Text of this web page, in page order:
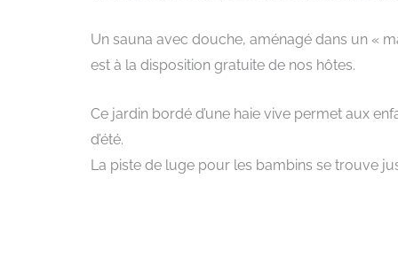
Un sauna avec douche, aménagé dans un «
est à la disposition gratuite de nos hôtes.
Ce jardin bordé d’une haie vive permet aux
d’été.
La piste de luge pour les bambins se trouve